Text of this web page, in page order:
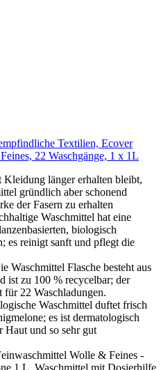
Textilien, Ecover
22 Waschgänge, 1 x 1L
Kleidung länger erhalten bleibt,
gründlich aber schonend
der Fasern zu erhalten
Waschmittel hat eine
biologisch
es reinigt sanft und pflegt die
Waschmittel Flasche besteht aus
ist zu 100 % recycelbar; der
22 Waschladungen.
Waschmittel duftet frisch
es ist dermatologisch
Haut und so sehr gut
Wolle & Feines -
1 L, Waschmittel mit Dosierhilfe